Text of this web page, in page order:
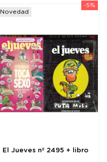
-5%
Novedad
El Jueves nº 2495 + libro